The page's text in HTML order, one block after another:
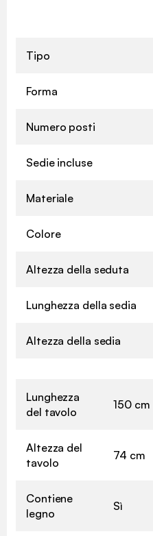
Tipo
Forma
Numero posti
Sedie incluse
Materiale
Colore
Altezza della seduta
Lunghezza della sedia
Altezza della sedia
Lunghezza
del tavolo
150 cm
Altezza del
tavolo
74 cm
Contiene
legno
Sì